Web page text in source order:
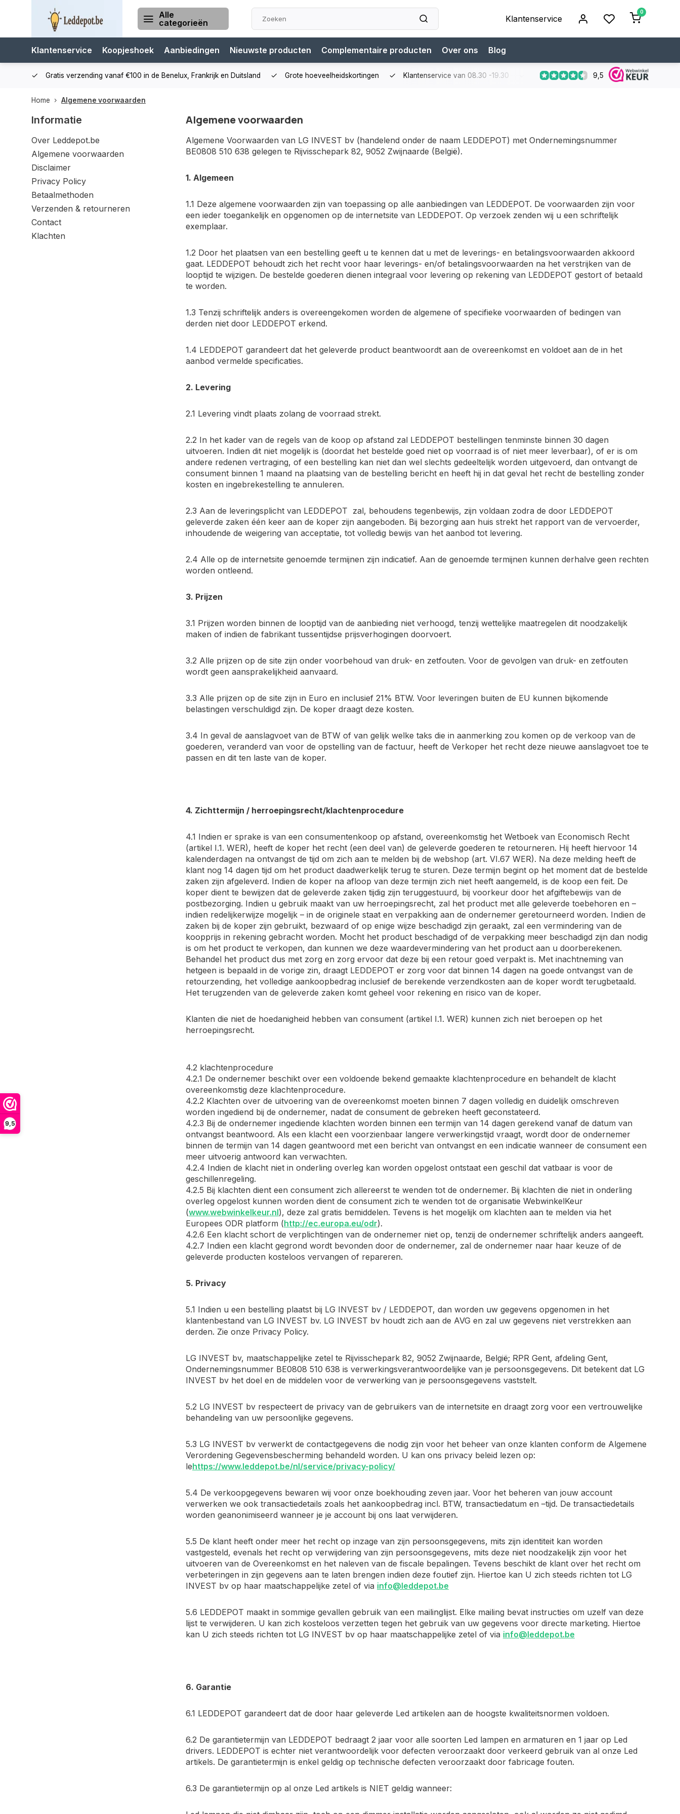
9,5
Alle
categorieën
Klantenservice
0
Klantenservice Koopjeshoek Aanbiedingen Nieuwste producten Complementaire producten Over ons Blog
Gratis verzending vanaf €100 in de Benelux, Frankrijk en Duitsland Grote hoeveelheidskortingen Klantenservice van 08.30 -19.30 Koop bij een specialist Gratis
9,5
Home Algemene voorwaarden
Informatie
Over Leddepot.be
Algemene voorwaarden
Disclaimer
Privacy Policy
Betaalmethoden
Verzenden & retourneren
Contact
Klachten
Algemene voorwaarden
Algemene Voorwaarden van LG INVEST bv (handelend onder de naam LEDDEPOT) met Ondernemingsnummer
BE0808 510 638 gelegen te Rijvisschepark 82, 9052 Zwijnaarde (België).
1. Algemeen
1.1 Deze algemene voorwaarden zijn van toepassing op alle aanbiedingen van LEDDEPOT. De voorwaarden zijn voor
een ieder toegankelijk en opgenomen op de internetsite van LEDDEPOT. Op verzoek zenden wij u een schriftelijk
exemplaar.
1.2 Door het plaatsen van een bestelling geeft u te kennen dat u met de leverings- en betalingsvoorwaarden akkoord
gaat. LEDDEPOT behoudt zich het recht voor haar leverings- en/of betalingsvoorwaarden na het verstrijken van de
looptijd te wijzigen. De bestelde goederen dienen integraal voor levering op rekening van LEDDEPOT gestort of betaald
te worden.
1.3 Tenzij schriftelijk anders is overeengekomen worden de algemene of specifieke voorwaarden of bedingen van
derden niet door LEDDEPOT erkend.
1.4 LEDDEPOT garandeert dat het geleverde product beantwoordt aan de overeenkomst en voldoet aan de in het
aanbod vermelde specificaties.
2. Levering
2.1 Levering vindt plaats zolang de voorraad strekt.
2.2 In het kader van de regels van de koop op afstand zal LEDDEPOT bestellingen tenminste binnen 30 dagen
uitvoeren. Indien dit niet mogelijk is (doordat het bestelde goed niet op voorraad is of niet meer leverbaar), of er is om
andere redenen vertraging, of een bestelling kan niet dan wel slechts gedeeltelijk worden uitgevoerd, dan ontvangt de
consument binnen 1 maand na plaatsing van de bestelling bericht en heeft hij in dat geval het recht de bestelling zonder
kosten en ingebrekestelling te annuleren.
2.3 Aan de leveringsplicht van LEDDEPOT zal, behoudens tegenbewijs, zijn voldaan zodra de door LEDDEPOT
geleverde zaken één keer aan de koper zijn aangeboden. Bij bezorging aan huis strekt het rapport van de vervoerder,
inhoudende de weigering van acceptatie, tot volledig bewijs van het aanbod tot levering.
2.4 Alle op de internetsite genoemde termijnen zijn indicatief. Aan de genoemde termijnen kunnen derhalve geen rechten
worden ontleend.
3. Prijzen
3.1 Prijzen worden binnen de looptijd van de aanbieding niet verhoogd, tenzij wettelijke maatregelen dit noodzakelijk
maken of indien de fabrikant tussentijdse prijsverhogingen doorvoert.
3.2 Alle prijzen op de site zijn onder voorbehoud van druk- en zetfouten. Voor de gevolgen van druk- en zetfouten
wordt geen aansprakelijkheid aanvaard.
3.3 Alle prijzen op de site zijn in Euro en inclusief 21% BTW. Voor leveringen buiten de EU kunnen bijkomende
belastingen verschuldigd zijn. De koper draagt deze kosten.
3.4 In geval de aanslagvoet van de BTW of van gelijk welke taks die in aanmerking zou komen op de verkoop van de
goederen, veranderd van voor de opstelling van de factuur, heeft de Verkoper het recht deze nieuwe aanslagvoet toe te
passen en dit ten laste van de koper.
4. Zichttermijn / herroepingsrecht/klachtenprocedure
4.1 Indien er sprake is van een consumentenkoop op afstand, overeenkomstig het Wetboek van Economisch Recht
(artikel I.1. WER), heeft de koper het recht (een deel van) de geleverde goederen te retourneren. Hij heeft hiervoor 14
kalenderdagen na ontvangst de tijd om zich aan te melden bij de webshop (art. VI.67 WER). Na deze melding heeft de
klant nog 14 dagen tijd om het product daadwerkelijk terug te sturen. Deze termijn begint op het moment dat de bestelde
zaken zijn afgeleverd. Indien de koper na afloop van deze termijn zich niet heeft aangemeld, is de koop een feit. De
koper dient te bewijzen dat de geleverde zaken tijdig zijn teruggestuurd, bij voorkeur door het afgiftebewijs van de
postbezorging. Indien u gebruik maakt van uw herroepingsrecht, zal het product met alle geleverde toebehoren en –
indien redelijkerwijze mogelijk – in de originele staat en verpakking aan de ondernemer geretourneerd worden. Indien de
zaken bij de koper zijn gebruikt, bezwaard of op enige wijze beschadigd zijn geraakt, zal een vermindering van de
koopprijs in rekening gebracht worden. Mocht het product beschadigd of de verpakking meer beschadigd zijn dan nodig
is om het product te verkopen, dan kunnen we deze waardevermindering van het product aan u doorberekenen.
Behandel het product dus met zorg en zorg ervoor dat deze bij een retour goed verpakt is. Met inachtneming van
hetgeen is bepaald in de vorige zin, draagt LEDDEPOT er zorg voor dat binnen 14 dagen na goede ontvangst van de
retourzending, het volledige aankoopbedrag inclusief de berekende verzendkosten aan de koper wordt terugbetaald.
Het terugzenden van de geleverde zaken komt geheel voor rekening en risico van de koper.
Klanten die niet de hoedanigheid hebben van consument (artikel I.1. WER) kunnen zich niet beroepen op het
herroepingsrecht.
4.2 klachtenprocedure
4.2.1 De ondernemer beschikt over een voldoende bekend gemaakte klachtenprocedure en behandelt de klacht
overeenkomstig deze klachtenprocedure.
4.2.2 Klachten over de uitvoering van de overeenkomst moeten binnen 7 dagen volledig en duidelijk omschreven
worden ingediend bij de ondernemer, nadat de consument de gebreken heeft geconstateerd.
4.2.3 Bij de ondernemer ingediende klachten worden binnen een termijn van 14 dagen gerekend vanaf de datum van
ontvangst beantwoord. Als een klacht een voorzienbaar langere verwerkingstijd vraagt, wordt door de ondernemer
binnen de termijn van 14 dagen geantwoord met een bericht van ontvangst en een indicatie wanneer de consument een
meer uitvoerig antwoord kan verwachten.
4.2.4 Indien de klacht niet in onderling overleg kan worden opgelost ontstaat een geschil dat vatbaar is voor de
geschillenregeling.
4.2.5 Bij klachten dient een consument zich allereerst te wenden tot de ondernemer. Bij klachten die niet in onderling
overleg opgelost kunnen worden dient de consument zich te wenden tot de organisatie WebwinkelKeur
(www.webwinkelkeur.nl), deze zal gratis bemiddelen. Tevens is het mogelijk om klachten aan te melden via het
Europees ODR platform (http://ec.europa.eu/odr).
4.2.6 Een klacht schort de verplichtingen van de ondernemer niet op, tenzij de ondernemer schriftelijk anders aangeeft.
4.2.7 Indien een klacht gegrond wordt bevonden door de ondernemer, zal de ondernemer naar haar keuze of de
geleverde producten kosteloos vervangen of repareren.
5. Privacy
5.1 Indien u een bestelling plaatst bij LG INVEST bv / LEDDEPOT, dan worden uw gegevens opgenomen in het
klantenbestand van LG INVEST bv. LG INVEST bv houdt zich aan de AVG en zal uw gegevens niet verstrekken aan
derden. Zie onze Privacy Policy.
LG INVEST bv, maatschappelijke zetel te Rijvisschepark 82, 9052 Zwijnaarde, België; RPR Gent, afdeling Gent,
Ondernemingsnummer BE0808 510 638 is verwerkingsverantwoordelijke van je persoonsgegevens. Dit betekent dat LG
INVEST bv het doel en de middelen voor de verwerking van je persoonsgegevens vaststelt.
5.2 LG INVEST bv respecteert de privacy van de gebruikers van de internetsite en draagt zorg voor een vertrouwelijke
behandeling van uw persoonlijke gegevens.
5.3 LG INVEST bv verwerkt de contactgegevens die nodig zijn voor het beheer van onze klanten conform de Algemene
Verordening Gegevensbescherming behandeld worden. U kan ons privacy beleid lezen op:
lehttps://www.leddepot.be/nl/service/privacy-policy/
5.4 De verkoopgegevens bewaren wij voor onze boekhouding zeven jaar. Voor het beheren van jouw account
verwerken we ook transactiedetails zoals het aankoopbedrag incl. BTW, transactiedatum en –tijd. De transactiedetails
worden geanonimiseerd wanneer je je account bij ons laat verwijderen.
5.5 De klant heeft onder meer het recht op inzage van zijn persoonsgegevens, mits zijn identiteit kan worden
vastgesteld, evenals het recht op verwijdering van zijn persoonsgegevens, mits deze niet noodzakelijk zijn voor het
uitvoeren van de Overeenkomst en het naleven van de fiscale bepalingen. Tevens beschikt de klant over het recht om
verbeteringen in zijn gegevens aan te laten brengen indien deze foutief zijn. Hiertoe kan U zich steeds richten tot LG
INVEST bv op haar maatschappelijke zetel of via info@leddepot.be
5.6 LEDDEPOT maakt in sommige gevallen gebruik van een mailinglijst. Elke mailing bevat instructies om uzelf van deze
lijst te verwijderen. U kan zich kosteloos verzetten tegen het gebruik van uw gegevens voor directe marketing. Hiertoe
kan U zich steeds richten tot LG INVEST bv op haar maatschappelijke zetel of via info@leddepot.be
6. Garantie
6.1 LEDDEPOT garandeert dat de door haar geleverde Led artikelen aan de hoogste kwaliteitsnormen voldoen.
6.2 De garantietermijn van LEDDEPOT bedraagt 2 jaar voor alle soorten Led lampen en armaturen en 1 jaar op Led
drivers. LEDDEPOT is echter niet verantwoordelijk voor defecten veroorzaakt door verkeerd gebruik van al onze Led
artikels. De garantietermijn is enkel geldig op technische defecten veroorzaakt door fabricage fouten.
6.3 De garantietermijn op al onze Led artikels is NIET geldig wanneer: